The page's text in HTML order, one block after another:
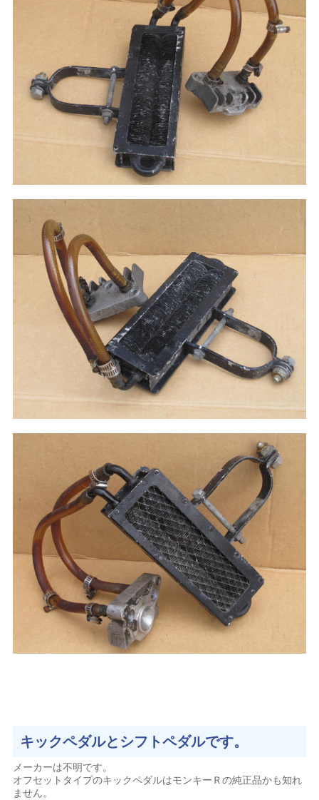
キックペダルとシフトペダルです。
メーカーは不明です。
オフセットタイプのキックペダルはモンキーＲの純正品かも知れ
ません。